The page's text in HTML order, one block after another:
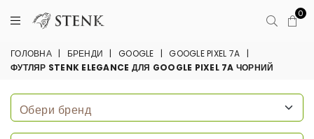
0
ГОЛОВНА | БРЕНДИ | GOOGLE | GOOGLE PIXEL 7A
|
ФУТЛЯР STENK ELEGANCE ДЛЯ GOOGLE PIXEL 7A ЧОРНИЙ